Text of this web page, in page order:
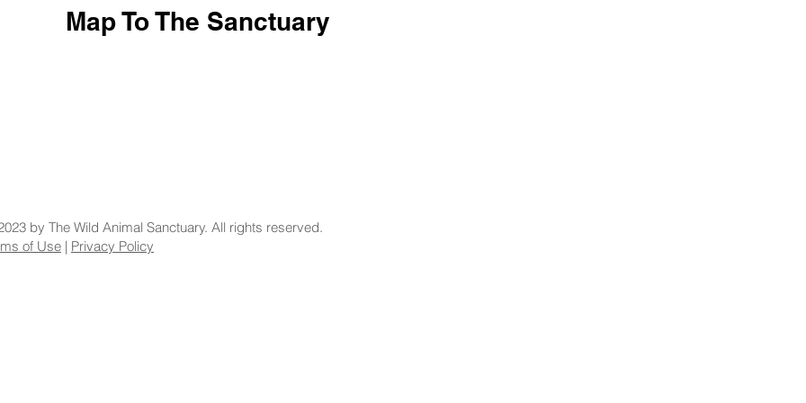
Map To The Sanctuary
by The Wild Animal Sanctuary. All rights reserved.
of Use | Privacy Policy